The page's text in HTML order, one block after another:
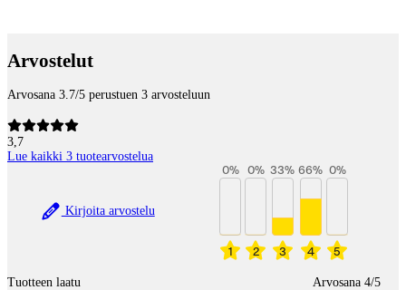
Arvostelut
Arvosana 3.7/5 perustuen 3 arvosteluun
3,7
Lue kaikki 3 tuotearvostelua
Kirjoita arvostelu
1
0%
2
0%
3
33%
4
66%
5
0%
Tuotteen laatu Arvosana 4/5